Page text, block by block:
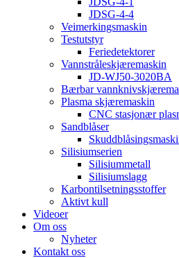
JDSG-4-4
Veimerkingsmaskin
Testutstyr
Feriedetektorer
Vannstråleskjæremaskin
JD-WJ50-3020BA
Bærbar
Plasma skjæremaskin
CNC stasjonær
Sandblåser
Silisiumserien
Silisiummetall
Silisiumslagg
Karbontilsetningsstoffer
Aktivt kull
Videoer
Om oss
Nyheter
Kontakt oss